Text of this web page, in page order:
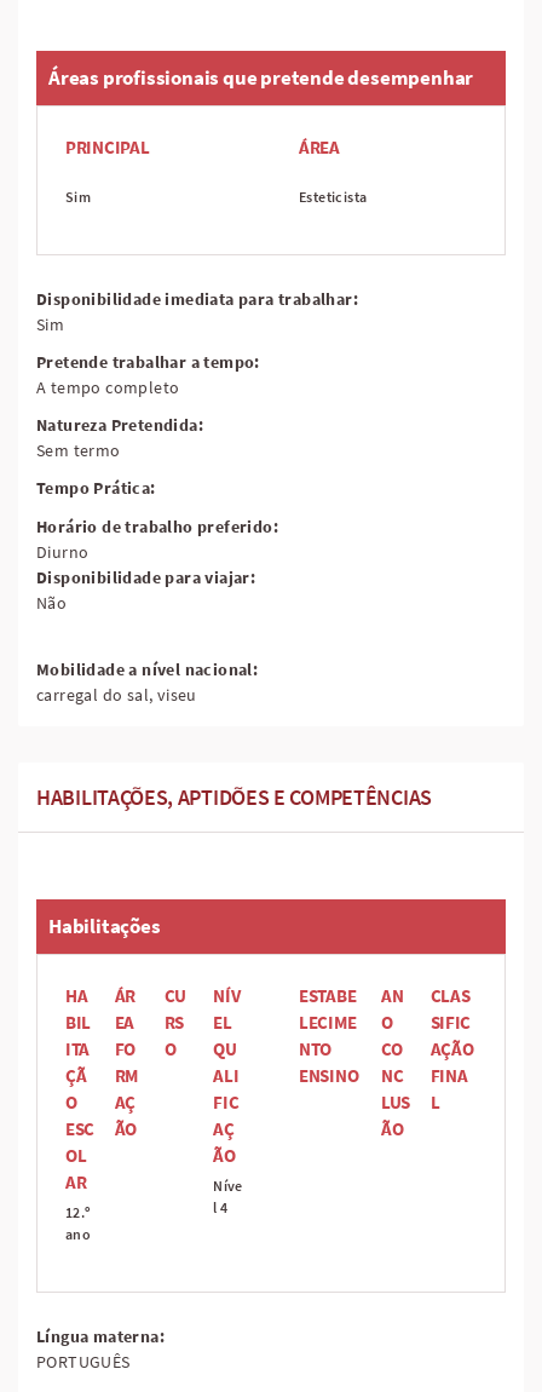
Áreas profissionais que pretende desempenhar
PRINCIPAL
Sim
ÁREA
Esteticista
Disponibilidade imediata para trabalhar:
Sim
Pretende trabalhar a tempo:
A tempo completo
Natureza Pretendida:
Sem termo
Tempo Prática:
Horário de trabalho preferido:
Diurno
Disponibilidade para viajar:
Não
Mobilidade a nível nacional:
carregal do sal, viseu
HABILITAÇÕES, APTIDÕES E COMPETÊNCIAS
Habilitações
HA
BIL
ITA
ÇÃ
O
ESC
OL
AR
12.º
ano
ÁR
EA
FO
RM
AÇ
ÃO
CU
RS
O
NÍV
EL
QU
ALI
FIC
AÇ
ÃO
Níve
l 4
ESTABE
LECIME
NTO
ENSINO
AN
O
CO
NC
LUS
ÃO
CLAS
SIFIC
AÇÃO
FINA
L
Língua materna:
PORTUGUÊS